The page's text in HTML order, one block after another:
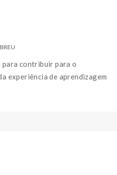
contribuir para o
experiência de aprendizagem